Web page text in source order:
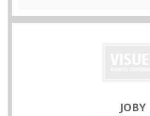
JOBY